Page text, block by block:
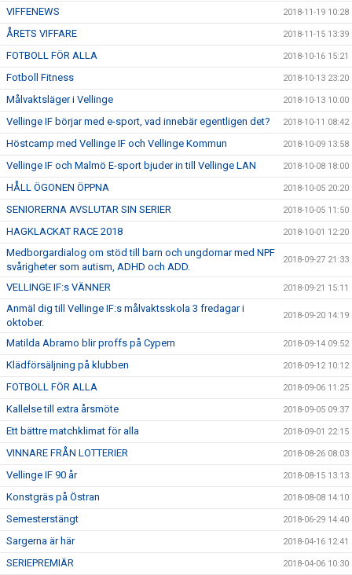
VIFFENEWS 2018-11-19 10:28
ÅRETS VIFFARE 2018-11-15 13:39
FOTBOLL FÖR ALLA 2018-10-16 15:21
Fotboll Fitness 2018-10-13 23:20
Målvaktsläger i Vellinge 2018-10-13 10:00
Vellinge IF börjar med e-sport, vad innebär egentligen det? 2018-10-11 08:42
Höstcamp med Vellinge IF och Vellinge Kommun 2018-10-09 13:58
Vellinge IF och Malmö E-sport bjuder in till Vellinge LAN 2018-10-08 18:00
HÅLL ÖGONEN ÖPPNA 2018-10-05 20:20
SENIORERNA AVSLUTAR SIN SERIER 2018-10-05 11:50
HAGKLACKAT RACE 2018 2018-10-01 12:20
Medborgardialog om stöd till barn och ungdomar med NPF
svårigheter som autism, ADHD och ADD.
2018-09-27 21:33
VELLINGE IF:s VÄNNER 2018-09-21 15:11
Anmäl dig till Vellinge IF:s målvaktsskola 3 fredagar i
oktober.
2018-09-20 14:19
Matilda Abramo blir proffs på Cypern 2018-09-14 09:52
Klädförsäljning på klubben 2018-09-12 10:12
FOTBOLL FÖR ALLA 2018-09-06 11:25
Kallelse till extra årsmöte 2018-09-05 09:37
Ett bättre matchklimat för alla 2018-09-01 22:15
VINNARE FRÅN LOTTERIER 2018-08-26 08:03
Vellinge IF 90 år 2018-08-15 13:13
Konstgräs på Östran 2018-08-08 14:10
Semesterstängt 2018-06-29 14:40
Sargerna är här 2018-04-16 12:41
SERIEPREMIÄR 2018-04-06 10:30